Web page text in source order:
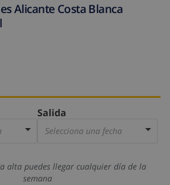
Alicante Costa Blanca
Salida
Selecciona una fecha
alta puedes llegar cualquier día de la
semana